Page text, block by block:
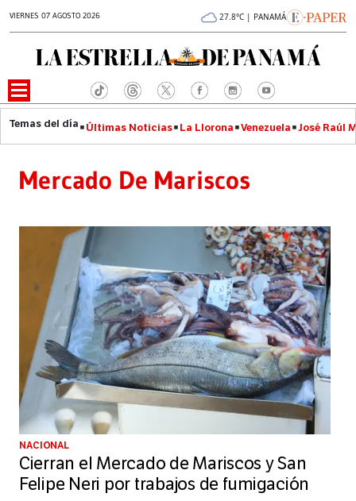
VIERNES 07 AGOSTO 2026 27.8°C | PANAMÁ
Últimas Noticias La Llorona Venezuela José Raúl
Mercado De Mariscos
NACIONAL
Cierran el Mercado de Mariscos y San
Felipe Neri por trabajos de fumigación